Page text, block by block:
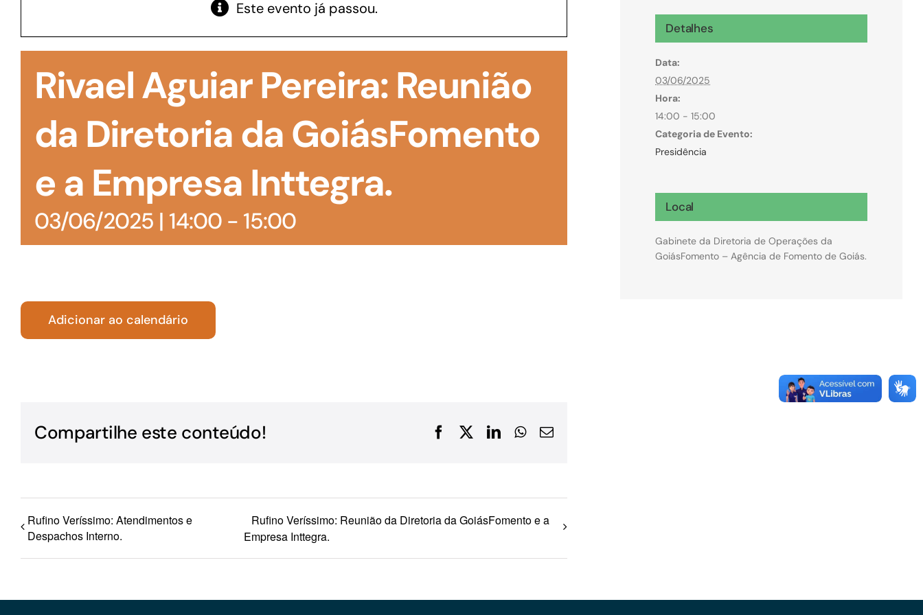
manutenção de estoques e despesas operacionais
realizar obras, dentre outros serviços
Microcrédito
Para MEI, microempresas e pessoas físicas
(feirantes e transportes)
Para os negócios voltados aos serviços do setor de
turismo
Este evento já passou.
Rivael Aguiar Pereira: Reunião
da Diretoria da GoiásFomento
e a Empresa Inttegra.
03/06/2025 | 14:00- 15:00
Adicionar ao calendário
Compartilhe este conteúdo! FacebookLinkedInWhatsApp
E-
Rufino Veríssimo: Atendimentos e
Despachos Interno.
Rufino Veríssimo: Reunião da Diretoria da GoiásFomento e a
Empresa Inttegra.
Detalhes
Data:
03/06/2025
Hora:
14:00 - 15:00
Categoria de Evento:
Presidência
Local
Gabinete da Diretoria de Operações da
GoiásFomento – Agência de Fomento de Goiás.